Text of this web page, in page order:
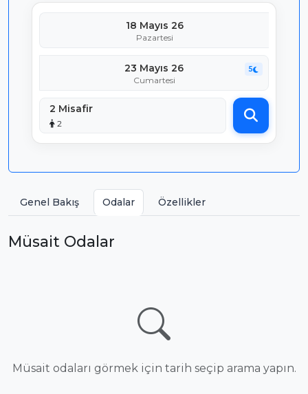
18 Mayıs 26
Pazartesi
23 Mayıs 26 5
Cumartesi
2 Misafir
2
Genel Bakış Odalar Özellikler
Müsait Odalar
Müsait odaları görmek için tarih seçip arama yapın.